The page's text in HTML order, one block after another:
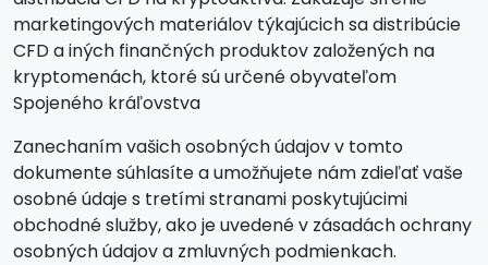
marketingových materiálov týkajúcich sa distribúcie
CFD a iných finančných produktov založených na
kryptomenách, ktoré sú určené obyvateľom
Spojeného kráľovstva
Zanechaním vašich osobných údajov v tomto
dokumente súhlasíte a umožňujete nám zdieľať vaše
osobné údaje s tretími stranami poskytujúcimi
obchodné služby, ako je uvedené v zásadách ochrany
osobných údajov a zmluvných podmienkach.